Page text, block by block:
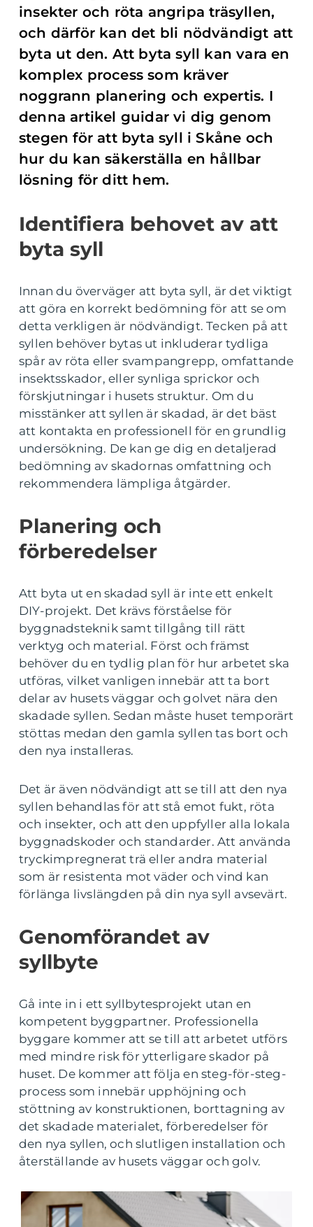
insekter och röta angripa träsyllen,
och därför kan det bli nödvändigt att
byta ut den. Att byta syll kan vara en
komplex process som kräver
noggrann planering och expertis. I
denna artikel guidar vi dig genom
stegen för att byta syll i Skåne och
hur du kan säkerställa en hållbar
lösning för ditt hem.
Identifiera behovet av att
byta syll
Innan du överväger att byta syll, är det viktigt
att göra en korrekt bedömning för att se om
detta verkligen är nödvändigt. Tecken på att
syllen behöver bytas ut inkluderar tydliga
spår av röta eller svampangrepp, omfattande
insektsskador, eller synliga sprickor och
förskjutningar i husets struktur. Om du
misstänker att syllen är skadad, är det bäst
att kontakta en professionell för en grundlig
undersökning. De kan ge dig en detaljerad
bedömning av skadornas omfattning och
rekommendera lämpliga åtgärder.
Planering och
förberedelser
Att byta ut en skadad syll är inte ett enkelt
DIY-projekt. Det krävs förståelse för
byggnadsteknik samt tillgång till rätt
verktyg och material. Först och främst
behöver du en tydlig plan för hur arbetet ska
utföras, vilket vanligen innebär att ta bort
delar av husets väggar och golvet nära den
skadade syllen. Sedan måste huset temporärt
stöttas medan den gamla syllen tas bort och
den nya installeras.
Det är även nödvändigt att se till att den nya
syllen behandlas för att stå emot fukt, röta
och insekter, och att den uppfyller alla lokala
byggnadskoder och standarder. Att använda
tryckimpregnerat trä eller andra material
som är resistenta mot väder och vind kan
förlänga livslängden på din nya syll avsevärt.
Genomförandet av
syllbyte
Gå inte in i ett syllbytesprojekt utan en
kompetent byggpartner. Professionella
byggare kommer att se till att arbetet utförs
med mindre risk för ytterligare skador på
huset. De kommer att följa en steg-för-steg-
process som innebär upphöjning och
stöttning av konstruktionen, borttagning av
det skadade materialet, förberedelser för
den nya syllen, och slutligen installation och
återställande av husets väggar och golv.